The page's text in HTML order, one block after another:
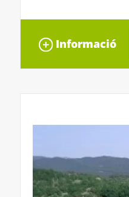
Informació